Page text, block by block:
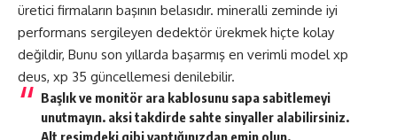
üretici firmaların başının belasıdır. mineralli zeminde iyi
performans sergileyen dedektör ürekmek hiçte kolay
değildir, Bunu son yıllarda başarmış en verimli model xp
deus, xp 35 güncellemesi denilebilir.
Başlık ve monitör ara kablosunu sapa sabitlemeyi
unutmayın. aksi takdirde sahte sinyaller alabilirsiniz.
Alt resimdeki gibi yaptığınızdan emin olun.